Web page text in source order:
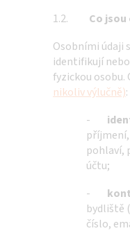
1.2. Co
Osobními údaji
identifikují
fyzickou osobu.
nikoliv výlučně):
-
pohlaví,
účtu;
-
bydliště
číslo,